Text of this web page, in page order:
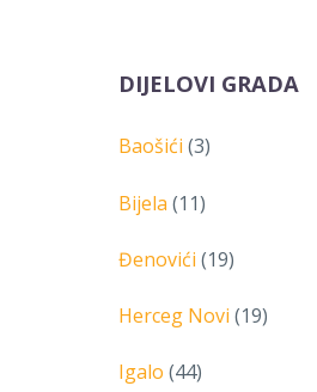
DIJELOVI GRADA
Baošići (3)
Bijela (11)
Đenovići (19)
Herceg Novi (19)
Igalo (44)